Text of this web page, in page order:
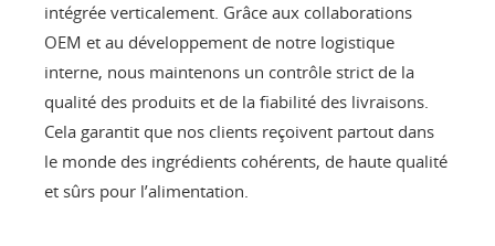
intégrée verticalement. Grâce aux collaborations
OEM et au développement de notre logistique
interne, nous maintenons un contrôle strict de la
qualité des produits et de la fiabilité des livraisons.
Cela garantit que nos clients reçoivent partout dans
le monde des ingrédients cohérents, de haute qualité
et sûrs pour l’alimentation.